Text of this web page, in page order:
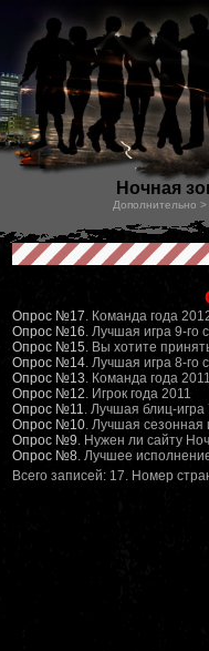
Ночная
Дополнительно >
Опрос №17. Команда года
Опрос №16. Лучшая игра 9-го
Опрос №15. Вы хотите
Опрос №14. Лучшая игра 8-го
Опрос №13. Команда года
Опрос №12. Игрок года 2011
Опрос №11. Лучшая блиц-игра
Опрос №10. Лучшая сезонная
Опрос №9. Нужен ли сайту
Опрос №8. Лучшее
Всего записей: 17. Номер